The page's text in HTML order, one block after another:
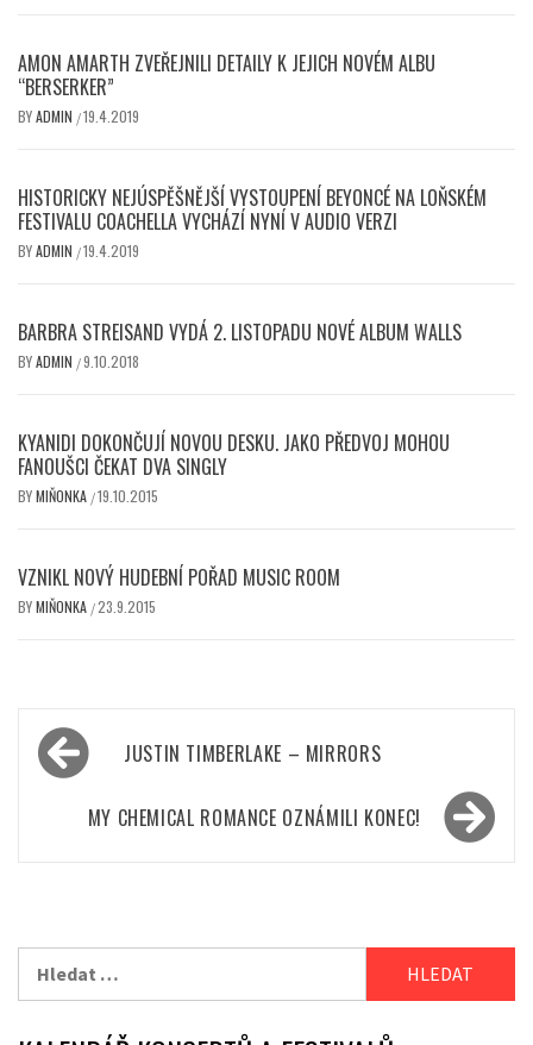
AMON AMARTH ZVEŘEJNILI DETAILY K JEJICH NOVÉM ALBU
“BERSERKER”
BYADMIN /19.4.2019
HISTORICKY NEJÚSPĚŠNĚJŠÍ VYSTOUPENÍ BEYONCÉ NA LOŇSKÉM
FESTIVALU COACHELLA VYCHÁZÍ NYNÍ V AUDIO VERZI
BYADMIN /19.4.2019
BARBRA STREISAND VYDÁ 2. LISTOPADU NOVÉ ALBUM WALLS
BYADMIN /9.10.2018
KYANIDI DOKONČUJÍ NOVOU DESKU. JAKO PŘEDVOJ MOHOU
FANOUŠCI ČEKAT DVA SINGLY
BYMIŇONKA /19.10.2015
VZNIKL NOVÝ HUDEBNÍ POŘAD MUSIC ROOM
BYMIŇONKA /23.9.2015
Navigace
pro
příspěvek
JUSTIN TIMBERLAKE – MIRRORS
MY CHEMICAL ROMANCE OZNÁMILI KONEC!